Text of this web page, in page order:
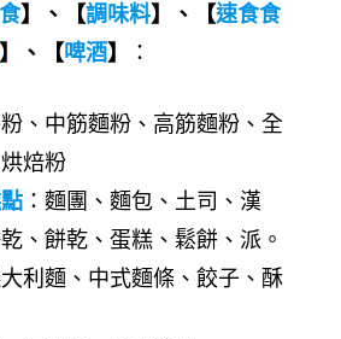
】、【調味料】、【速食食
】、【啤酒】 ：
、中筋麵粉、高筋麵粉、全
焙粉
：麵團、麵包、土司、漢
、餅乾、蛋糕、鬆餅、派。
利麵、中式麵條、餃子、酥